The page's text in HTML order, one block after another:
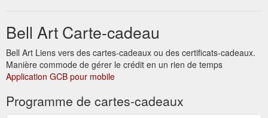
Bell Art Carte-cadeau
Bell Art Liens vers des cartes-cadeaux ou des certificats-cadeaux.
Manière commode de gérer le crédit en un rien de temps
Application GCB pour mobile
Programme de cartes-cadeaux